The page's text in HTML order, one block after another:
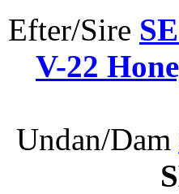
Efter/Sire
V-22
Undan/Dam